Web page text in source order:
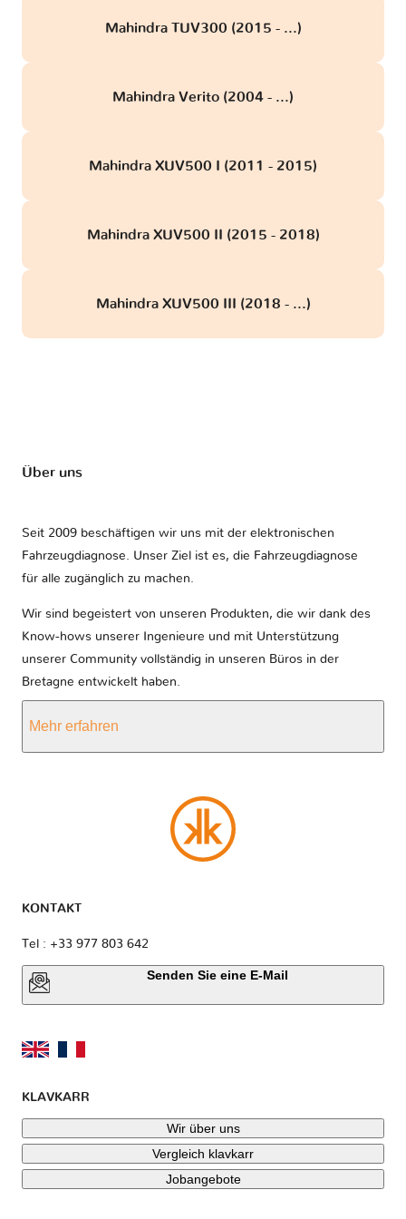
Mahindra TUV300 (2015 - ...)
Mahindra Verito (2004 - ...)
Mahindra XUV500 I (2011 - 2015)
Mahindra XUV500 II (2015 - 2018)
Mahindra XUV500 III (2018 - ...)
Über uns
Seit 2009 beschäftigen wir uns mit der elektronischen
Fahrzeugdiagnose. Unser Ziel ist es, die Fahrzeugdiagnose
für alle zugänglich zu machen.
Wir sind begeistert von unseren Produkten, die wir dank des
Know-hows unserer Ingenieure und mit Unterstützung
unserer Community vollständig in unseren Büros in der
Bretagne entwickelt haben.
Mehr erfahren
KONTAKT
Tel : +33 977 803 642
Senden Sie eine E-Mail
KLAVKARR
Wir über uns
Vergleich klavkarr
Jobangebote